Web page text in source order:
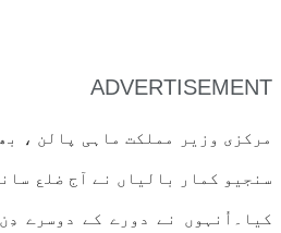
ADVERTISEMENT
مرکزی وزیر مملکت ماہی پالن ،
سنجیو کمار بالیاں نے آج ضلع
کیا۔اُنہوں نے دورے کے دوسرے